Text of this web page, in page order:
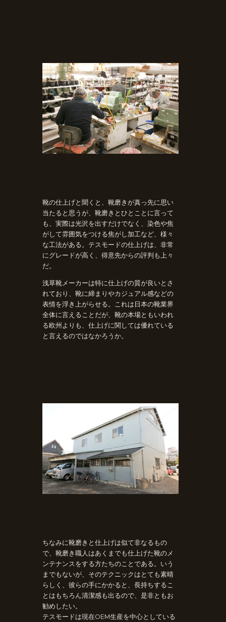
靴の仕上げと聞くと、靴磨きが真っ先に思い
当たると思うが、靴磨きとひとことに言って
も、実際は光沢を出すだけでなく、染色や焦
がして雰囲気をつける焦がし加工など、様々
な工法がある。テスモードの仕上げは、非常
にグレードが高く、得意先からの評判も上々
だ。
浅草靴メーカーは特に仕上げの質が良いとさ
れており、靴に締まりやカジュアル感などの
表情を浮き上がらせる。これは日本の靴業界
全体に言えることだが、靴の本場ともいわれ
る欧州よりも、仕上げに関しては優れている
と言えるのではなかろうか。
ちなみに靴磨きと仕上げは似て非なるもの
で、靴磨き職人はあくまでも仕上げた靴のメ
ンテナンスをする方たちのことである。いう
までもないが、そのテクニックはとても素晴
らしく、彼らの手にかかると、長持ちするこ
とはもちろん清潔感も出るので、是非ともお
勧めしたい。
テスモードは現在OEM生産を中心としている